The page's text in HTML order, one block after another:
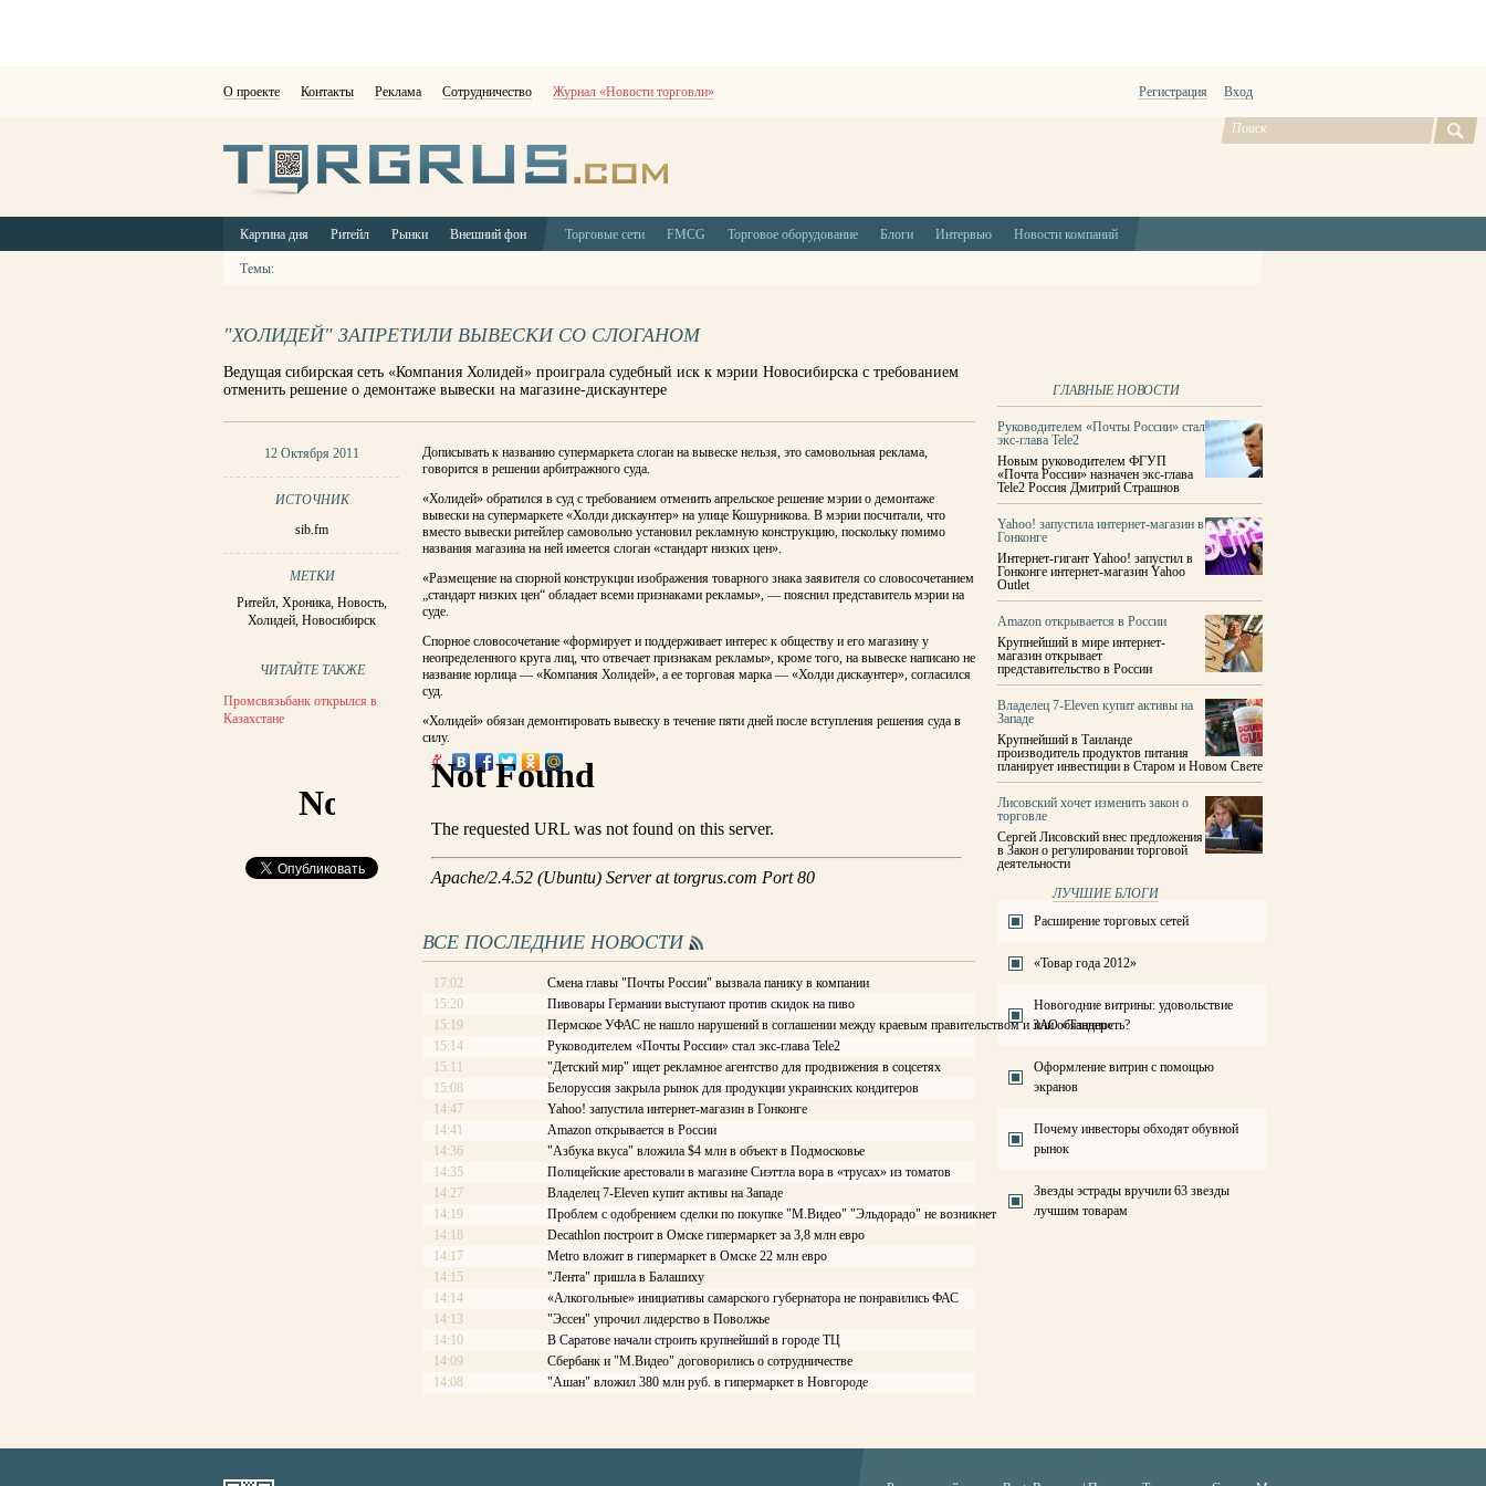
О проекте Контакты Реклама Сотрудничество Журнал «Новости торговли» Регистрация Вход
Картина дня Ритейл Рынки Внешний фон Торговые сети FMCG Торговое оборудование Блоги Интервью Новости компаний
Темы:
"ХОЛИДЕЙ" ЗАПРЕТИЛИ ВЫВЕСКИ СО СЛОГАНОМ
Ведущая сибирская сеть «Компания Холидей» проиграла судебный иск к мэрии Новосибирска с требованием
отменить решение о демонтаже вывески на магазине-дискаунтере
12 Октября 2011
ИСТОЧНИК
sib.fm
МЕТКИ
Ритейл, Хроника, Новость,
Холидей, Новосибирск
ЧИТАЙТЕ ТАКЖЕ
Промсвязьбанк открылся в
Казахстане
Дописывать к названию супермаркета слоган на вывеске нельзя, это самовольная реклама,
говорится в решении арбитражного суда.
«Холидей» обратился в суд с требованием отменить апрельское решение мэрии о демонтаже
вывески на супермаркете «Холди дискаунтер» на улице Кошурникова. В мэрии посчитали, что
вместо вывески ритейлер самовольно установил рекламную конструкцию, поскольку помимо
названия магазина на ней имеется слоган «стандарт низких цен».
«Размещение на спорной конструкции изображения товарного знака заявителя со словосочетанием
„стандарт низких цен“ обладает всеми признаками рекламы», — пояснил представитель мэрии на
суде.
Спорное словосочетание «формирует и поддерживает интерес к обществу и его магазину у
неопределенного круга лиц, что отвечает признакам рекламы», кроме того, на вывеске написано не
название юрлица — «Компания Холидей», а ее торговая марка — «Холди дискаунтер», согласился
суд.
«Холидей» обязан демонтировать вывеску в течение пяти дней после вступления решения суда в
силу.
ВСЕ ПОСЛЕДНИЕ НОВОСТИ
17:02
Смена главы "Почты России" вызвала панику в компании
15:20
Пивовары Германии выступают против скидок на пиво
15:19
Пермское УФАС не нашло нарушений в соглашении между краевым правительством и ЗАО «Тандер»
15:14
Руководителем «Почты России» стал экс-глава Tele2
15:11
"Детский мир" ищет рекламное агентство для продвижения в соцсетях
15:08
Белоруссия закрыла рынок для продукции украинских кондитеров
14:47
Yahoo! запустила интернет-магазин в Гонконге
14:41
Amazon открывается в России
14:36
"Азбука вкуса" вложила $4 млн в объект в Подмосковье
14:35
Полицейские арестовали в магазине Сиэттла вора в «трусах» из томатов
14:27
Владелец 7-Eleven купит активы на Западе
14:19
Проблем с одобрением сделки по покупке "М.Видео" "Эльдорадо" не возникнет
14:18
Decathlon построит в Омске гипермаркет за 3,8 млн евро
14:17
Меtrо вложит в гипермаркет в Омске 22 млн евро
14:15
"Лента" пришла в Балашиху
14:14
«Алкогольные» инициативы самарского губернатора не понравились ФАС
14:13
"Эссен" упрочил лидерство в Поволжье
14:10
В Саратове начали строить крупнейший в городе ТЦ
14:09
Сбербанк и "М.Видео" договорились о сотрудничестве
14:08
"Ашан" вложил 380 млн руб. в гипермаркет в Новгороде
ГЛАВНЫЕ НОВОСТИ
Руководителем «Почты России» стал
экс-глава Tele2
Новым руководителем ФГУП
«Почта России» назначен экс-глава
Tele2 Россия Дмитрий Страшнов
Yahoo! запустила интернет-магазин в
Гонконге
Интернет-гигант Yahoo! запустил в
Гонконге интернет-магазин Yahoo
Outlet
Amazon открывается в России
Крупнейший в мире интернет-
магазин открывает
представительство в России
Владелец 7-Eleven купит активы на
Западе
Крупнейший в Таиланде
производитель продуктов питания
планирует инвестиции в Старом и Новом Свете
Лисовский хочет изменить закон о
торговле
Сергей Лисовский внес предложения
в Закон о регулировании торговой
деятельности
ЛУЧШИЕ БЛОГИ
Расширение торговых сетей
«Товар года 2012»
Новогодние витрины: удовольствие
или обязанность?
Оформление витрин с помощью
экранов
Почему инвесторы обходят обувной
рынок
Звезды эстрады вручили 63 звезды
лучшим товарам